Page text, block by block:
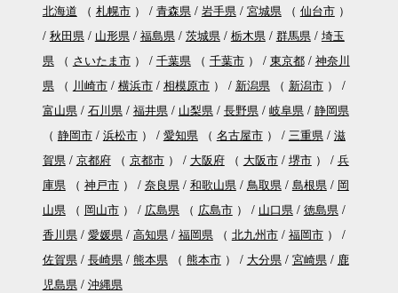
北海道 （ 札幌市） 青森県 岩手県 宮城県（ 仙台市）
秋田県
山形県 福島県 茨城県 栃木県 群馬県
埼玉
県（ さいたま市） 千葉県（ 千葉市） 東京都
神奈川
県（ 川崎市 横浜市 相模原市） 新潟県（ 新潟市）
富山県
石川県 福井県 山梨県 長野県 岐阜県
静岡県
（ 静岡市 浜松市） 愛知県（ 名古屋市） 三重県
滋
賀県
京都府（ 京都市） 大阪府（ 大阪市 堺市）
兵
庫県（ 神戸市） 奈良県 和歌山県 鳥取県 島根県
岡
山県（ 岡山市） 広島県（ 広島市） 山口県
徳島県
香川県
愛媛県 高知県 福岡県（ 北九州市 福岡市）
佐賀県
長崎県 熊本県（ 熊本市） 大分県 宮崎県
鹿
児島県
沖縄県